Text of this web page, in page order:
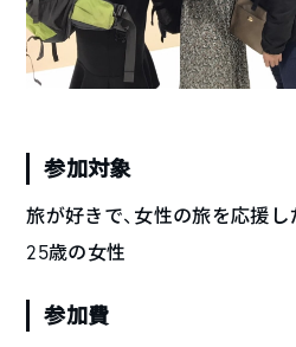
参加対象
旅が好きで、女性の旅を応援
25歳の女性
参加費